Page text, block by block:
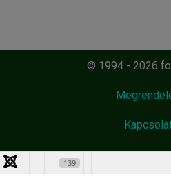
© 1994 - 2026
139